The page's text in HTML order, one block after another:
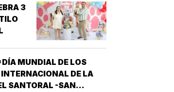
3
MUNDIAL DE LOS
DE LA
SANTORAL -SAN